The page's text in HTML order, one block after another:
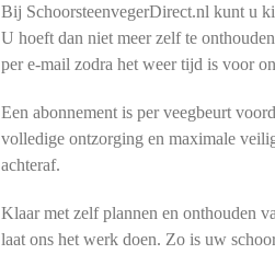
Bij SchoorsteenvegerDirect.nl kunt u
U hoeft dan niet meer zelf te
per e-mail zodra het weer tijd is voor
Een abonnement is per veegbeurt
volledige ontzorging en maximale
achteraf.
Klaar met zelf plannen en onthouden
laat ons het werk doen. Zo is uw